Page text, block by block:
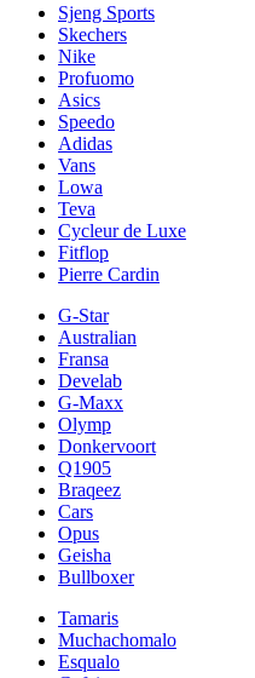
Sjeng Sports
Skechers
Nike
Profuomo
Asics
Speedo
Adidas
Vans
Lowa
Teva
Cycleur de Luxe
Fitflop
Pierre Cardin
G-Star
Australian
Fransa
Develab
G-Maxx
Olymp
Donkervoort
Q1905
Braqeez
Cars
Opus
Geisha
Bullboxer
Tamaris
Muchachomalo
Esqualo